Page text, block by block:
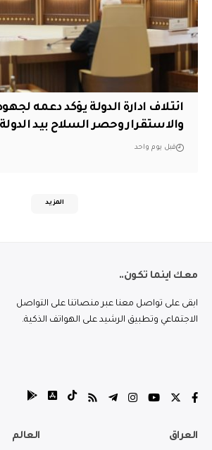
ائتلاف ادارة الدولة يؤكد دعمه
والاستقرار وحصر السلاح بيد الدولة
قبل يوم واحد
المزيد
معك اينما تكون..
ابقى على تواصل معنا عبر منصاتنا على التواصل
الاجتماعي وتطبيق الرشيد على الهواتف الذكية.
العراق العالم